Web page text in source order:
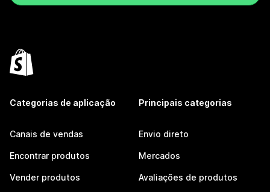
Categorias de aplicação
Canais de vendas
Encontrar produtos
Vender produtos
Principais categorias
Envio direto
Mercados
Avaliações de produtos